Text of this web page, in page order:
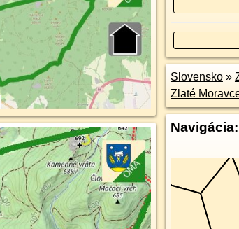
Slovensko»
Zlaté
Navigácia: